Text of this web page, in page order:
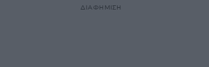
ΔΙΑΦΗΜΙΣΗ